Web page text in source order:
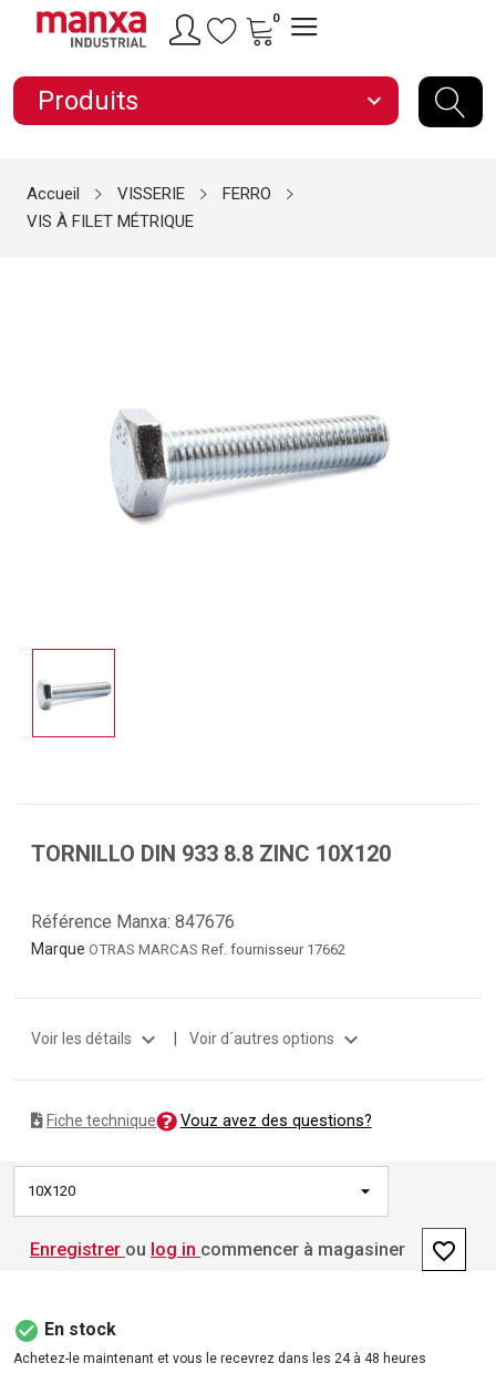
0
Produits expand_more
Accueil VISSERIE
FERRO
VIS À FILET MÉTRIQUE
TORNILLO DIN 933 8.8 ZINC 10X120
Référence Manxa: 847676
Marque OTRAS MARCAS Ref. fournisseur 17662
Voir les détails expand_more | Voir d´autres options expand_more
Fiche technique Vouz avez des questions?
10X120
Enregistrer ou log in commencer à magasiner favorite_border
check_circle En stock
Achetez-le maintenant et vous le recevrez dans les 24 à 48 heures